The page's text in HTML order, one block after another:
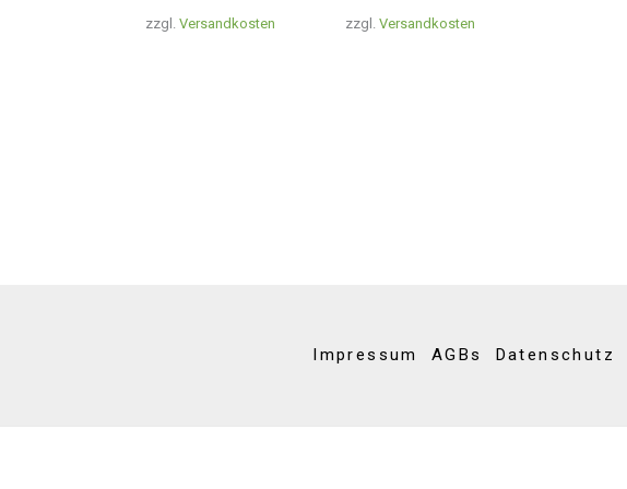
zzgl.Versandkosten zzgl.Versandkosten
Impressum AGBs Datenschutz